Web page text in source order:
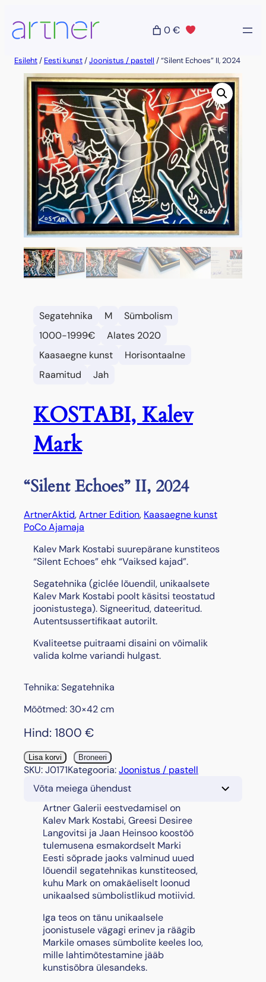
sisu
juurde
0 €
Esileht/ Eesti kunst/Joonistus / pastell / “Silent Echoes” II, 2024
Segatehnika M
Sümbolism
1000-1999€
Alates 2020
Kaasaegne kunst
Horisontaalne
Raamitud
Jah
KOSTABI, Kalev
Mark
“Silent Echoes” II, 2024
ArtnerAktid, Artner Edition, Kaasaegne kunst
PoCo Ajamaja
Kalev Mark Kostabi suurepärane kunstiteos
“Silent Echoes” ehk “Vaiksed kajad”.
Segatehnika (giclée lõuendil, unikaalsete
Kalev Mark Kostabi poolt käsitsi teostatud
joonistustega). Signeeritud, dateeritud.
Autentsussertifikaat autorilt.
Kvaliteetse puitraami disaini on võimalik
valida kolme variandi hulgast.
Tehnika: Segatehnika
Mõõtmed: 30×42 cm
Hind: 1800 €
"
S
Lisa korvi Broneeri
SKU:J0171Kategooria:Joonistus / pastell
Võta meiega ühendust
Artner Galerii eestvedamisel on
Kalev Mark Kostabi, Greesi Desiree
Langovitsi ja Jaan Heinsoo koostöö
tulemusena esmakordselt Marki
Eesti sõprade jaoks valminud uued
lõuendil segatehnikas kunstiteosed,
kuhu Mark on omakäeliselt loonud
unikaalsed sümbolistlikud motiivid.
Iga teos on tänu unikaalsele
joonistusele vägagi erinev ja räägib
Markile omases sümbolite keeles loo,
mille lahtimõtestamine jääb
kunstisõbra ülesandeks.